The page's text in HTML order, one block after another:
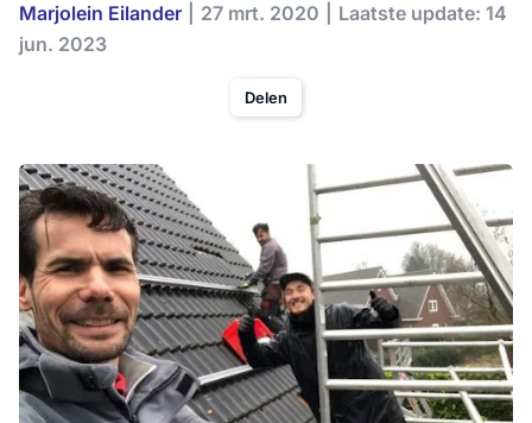
Marjolein Eilander 27 mrt. 2020
Laatste update: 14
jun. 2023
Delen